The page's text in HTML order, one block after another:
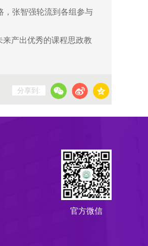
张智强轮流到各组参与
产出优秀的课程思政教
分享到:
官方微信